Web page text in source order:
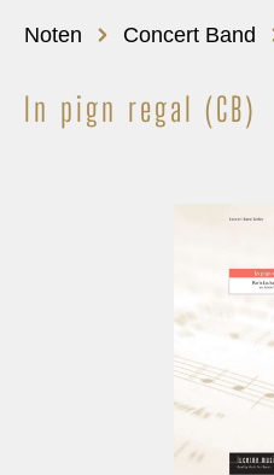
Noten Concert Band
In pign regal (CB)